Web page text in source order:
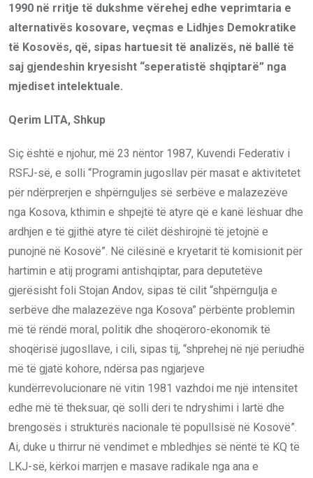
1990 në rritje të dukshme vërehej edhe veprimtaria e
alternativës kosovare, veçmas e Lidhjes Demokratike
të Kosovës, që, sipas hartuesit të analizës, në ballë të
saj gjendeshin kryesisht “seperatistë shqiptarë” nga
mjediset intelektuale.
Qerim LITA, Shkup
Siç është e njohur, më 23 nëntor 1987, Kuvendi Federativ i
RSFJ-së, e solli “Programin jugosllav për masat e aktivitetet
për ndërprerjen e shpërnguljes së serbëve e malazezëve
nga Kosova, kthimin e shpejtë të atyre që e kanë lëshuar dhe
ardhjen e të gjithë atyre të cilët dëshirojnë të jetojnë e
punojnë në Kosovë”. Në cilësinë e kryetarit të komisionit për
hartimin e atij programi antishqiptar, para deputetëve
gjerësisht foli Stojan Andov, sipas të cilit “shpërngulja e
serbëve dhe malazezëve nga Kosova” përbënte problemin
më të rëndë moral, politik dhe shoqëroro-ekonomik të
shoqërisë jugosllave, i cili, sipas tij, “shprehej në një periudhë
më të gjatë kohore, ndërsa pas ngjarjeve
kundërrevolucionare në vitin 1981 vazhdoi me një intensitet
edhe më të theksuar, që solli deri te ndryshimi i lartë dhe
brengosës i strukturës nacionale të popullsisë në Kosovë”.
Ai, duke u thirrur në vendimet e mbledhjes së nëntë të KQ të
LKJ-së, kërkoi marrjen e masave radikale nga ana e